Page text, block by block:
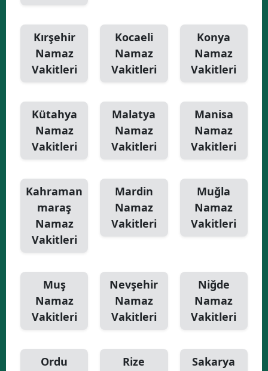
Kırşehir
Namaz
Vakitleri
Kocaeli
Namaz
Vakitleri
Konya
Namaz
Vakitleri
Kütahya
Namaz
Vakitleri
Malatya
Namaz
Vakitleri
Manisa
Namaz
Vakitleri
Kahraman
maraş
Namaz
Vakitleri
Mardin
Namaz
Vakitleri
Muğla
Namaz
Vakitleri
Muş
Namaz
Vakitleri
Nevşehir
Namaz
Vakitleri
Niğde
Namaz
Vakitleri
Ordu
Rize
Sakarya